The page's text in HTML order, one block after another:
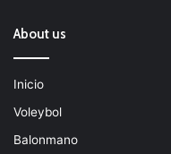
About us
Inicio
Voleybol
Balonmano